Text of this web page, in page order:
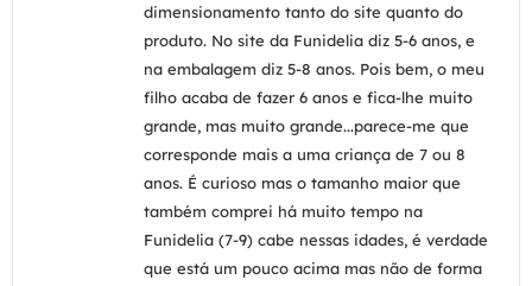
dimensionamento tanto do site quanto do
produto. No site da Funidelia diz 5-6 anos, e
na embalagem diz 5-8 anos. Pois bem, o meu
filho acaba de fazer 6 anos e fica-lhe muito
grande, mas muito grande...parece-me que
corresponde mais a uma criança de 7 ou 8
anos. É curioso mas o tamanho maior que
também comprei há muito tempo na
Funidelia (7-9) cabe nessas idades, é verdade
que está um pouco acima mas não de forma